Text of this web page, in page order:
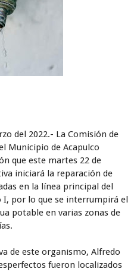
del 2022.- La Comisión de
Municipio de Acapulco
que este martes 22 de
iniciará la reparación de
en la línea principal del
I, por lo que se interrumpirá el
potable en varias zonas de
de este organismo, Alfredo
fueron localizados